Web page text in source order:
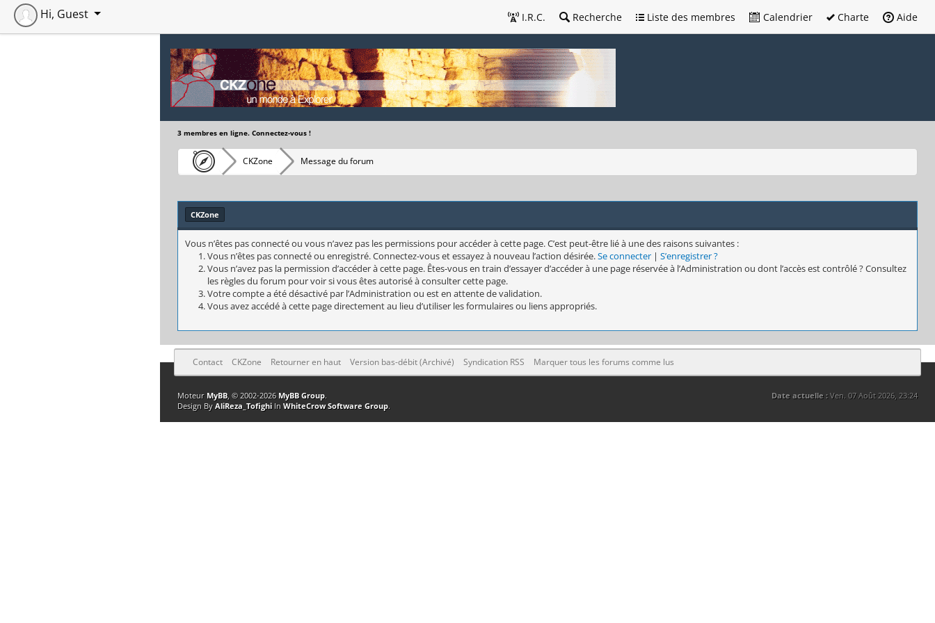
I.R.C. Recherche Liste des membres Calendrier Charte Aide
Hi, Guest
3 membres en ligne. Connectez-vous !
CKZone Message du forum
CKZone
Vous n’êtes pas connecté ou vous n’avez pas les permissions pour accéder à cette page. C’est peut-être lié à une des raisons suivantes :
Vous n’êtes pas connecté ou enregistré. Connectez-vous et essayez à nouveau l’action désirée.Se connecter | S’enregistrer ?
Vous n’avez pas la permission d’accéder à cette page. Êtes-vous en train d’essayer d’accéder à une page réservée à l’Administration ou dont l’accès est contrôlé ? Consultez
les règles du forum pour voir si vous êtes autorisé à consulter cette page.
Votre compte a été désactivé par l’Administration ou est en attente de validation.
Vous avez accédé à cette page directement au lieu d’utiliser les formulaires ou liens appropriés.
Contact CKZone Retourner en haut Version bas-débit (Archivé) Syndication RSS Marquer tous les forums comme lus
Date actuelle : Ven. 07 Août 2026, 23:24
Moteur MyBB, © 2002-2026 MyBB Group.
Design By AliReza_TofighiIn WhiteCrow Software Group.